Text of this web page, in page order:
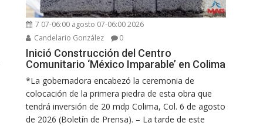
7 07-06:00 agosto 07-06:00 2026
Candelario González
0
Inició Construcción del Centro
Comunitario ‘México Imparable’ en Colima
*La gobernadora encabezó la ceremonia de
colocación de la primera piedra de esta obra que
tendrá inversión de 20 mdp Colima, Col. 6 de agosto
de 2026 (Boletín de Prensa). – La tarde de este